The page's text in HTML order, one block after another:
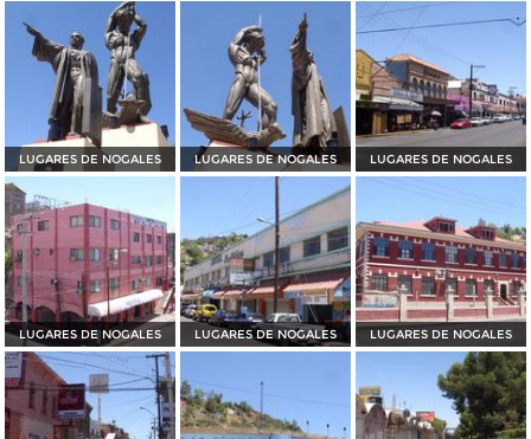
LUGARES DE NOGALES LUGARES DE NOGALES LUGARES DE NOGALES
LUGARES DE NOGALES LUGARES DE NOGALES LUGARES DE NOGALES